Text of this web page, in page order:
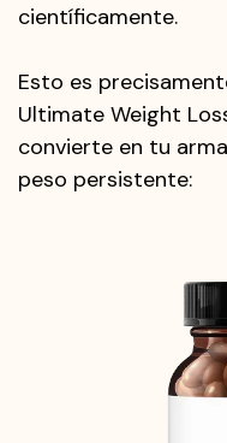
científicamente.
Esto es
Ultimate Weight
convierte en tu
peso persistente: